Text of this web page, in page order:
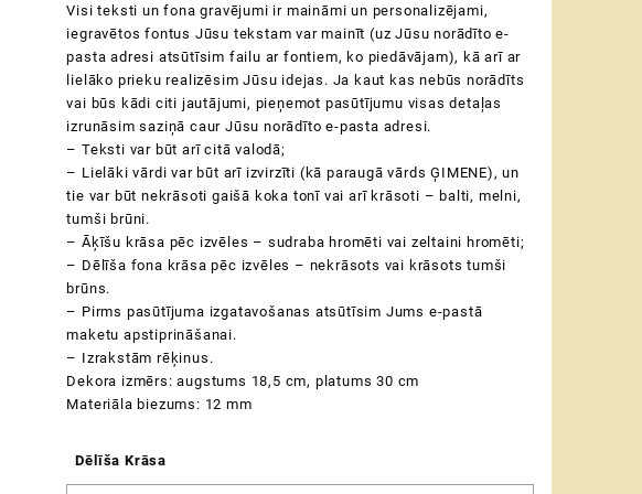
Visi teksti un fona gravējumi ir maināmi un personalizējami,
iegravētos fontus Jūsu tekstam var mainīt (uz Jūsu norādīto e-
pasta adresi atsūtīsim failu ar fontiem, ko piedāvājam), kā arī ar
lielāko prieku realizēsim Jūsu idejas. Ja kaut kas nebūs norādīts
vai būs kādi citi jautājumi, pieņemot pasūtījumu visas detaļas
izrunāsim saziņā caur Jūsu norādīto e-pasta adresi.
– Teksti var būt arī citā valodā;
– Lielāki vārdi var būt arī izvirzīti (kā paraugā vārds ĢIMENE), un
tie var būt nekrāsoti gaišā koka tonī vai arī krāsoti – balti, melni,
tumši brūni.
– Āķīšu krāsa pēc izvēles – sudraba hromēti vai zeltaini hromēti;
– Dēlīša fona krāsa pēc izvēles – nekrāsots vai krāsots tumši
brūns.
– Pirms pasūtījuma izgatavošanas atsūtīsim Jums e-pastā
maketu apstiprināšanai.
– Izrakstām rēķinus.
Dekora izmērs: augstums 18,5 cm, platums 30 cm
Materiāla biezums: 12 mm
Dēlīša Krāsa